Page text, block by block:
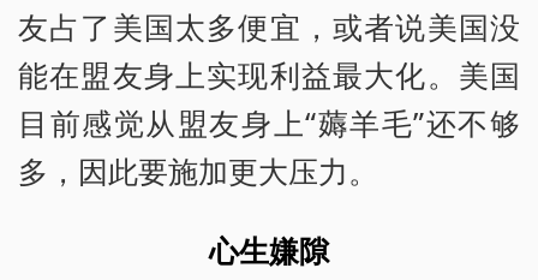
友占了美国太多便宜，或者说美国没
能在盟友身上实现利益最大化。美国
目前感觉从盟友身上“薅羊毛”还不够
多，因此要施加更大压力。
心生嫌隙